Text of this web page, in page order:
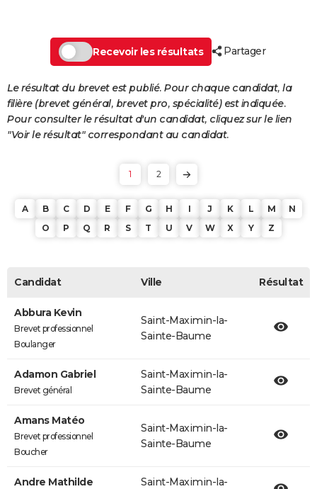
Bricolage
Lifestyle
Culture
Sport
Auto
Television
Voyage
Cinema
Recevoir les résultats Partager
Le résultat du brevet est publié. Pour chaque candidat, la
filière (brevet général, brevet pro, spécialité) est indiquée.
Pour consulter le résultat d'un candidat, cliquez sur le lien
"Voir le résultat" correspondant au candidat.
1 2
A B C D E F G H I J K L M
N
O
P Q R S T U V W X Y Z
Candidat Ville Résultat
Abbura Kevin
Brevet professionnel
Boulanger
Saint-Maximin-la-
Sainte-Baume
Adamon Gabriel
Brevet général
Saint-Maximin-la-
Sainte-Baume
Amans Matéo
Brevet professionnel
Boucher
Saint-Maximin-la-
Sainte-Baume
Andre Mathilde
Saint-Maximin-la-